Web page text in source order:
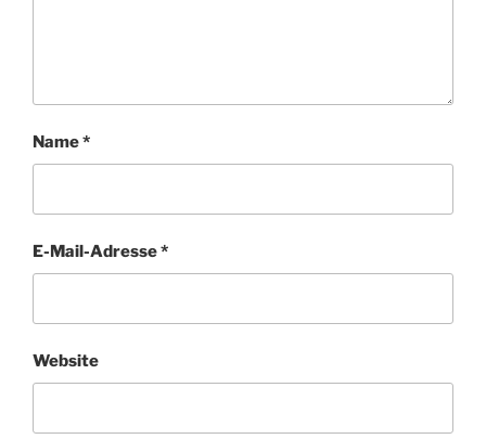
Name*
E-Mail-Adresse*
Website